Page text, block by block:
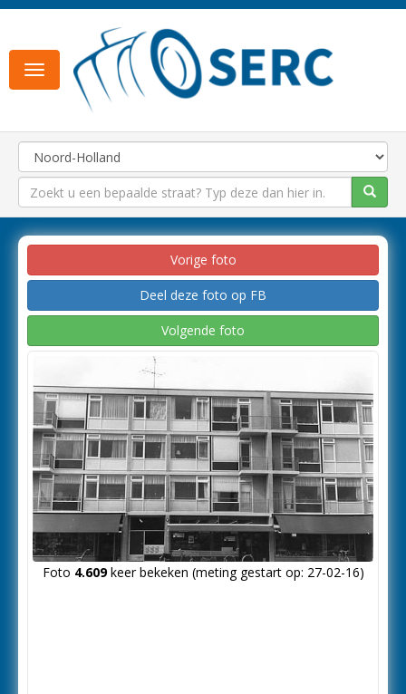
Toggle
navigation
Vorige foto
Deel deze foto op FB
Volgende foto
Foto 4.609keer bekeken (meting gestart op: 27-02-16)